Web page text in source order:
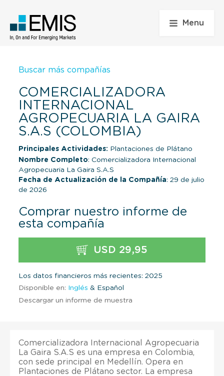
Menu
Buscar más compañías
COMERCIALIZADORA
INTERNACIONAL
AGROPECUARIA LA GAIRA
S.A.S (COLOMBIA)
Principales Actividades: Plantaciones de Plátano
Nombre Completo: Comercializadora Internacional
Agropecuaria La Gaira S.A.S
Fecha de Actualización de la Compañía: 29 de julio
de 2026
Comprar nuestro informe de
esta compañía
USD 29,95
Los datos financieros más recientes: 2025
Disponible en: Inglés & Español
Descargar un informe de muestra
Comercializadora Internacional Agropecuaria
La Gaira S.A.S es una empresa en Colombia,
con sede principal en Medellín. Opera en
Plantaciones de Plátano sector. La empresa